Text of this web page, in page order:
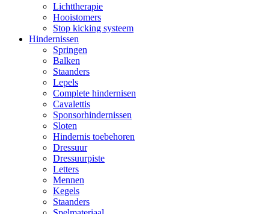
Lichttherapie
Hooistomers
Stop kicking systeem
Hindernissen
Springen
Balken
Staanders
Lepels
Complete hindernisen
Cavalettis
Sponsorhindernissen
Sloten
Hindernis toebehoren
Dressuur
Dressuurpiste
Letters
Mennen
Kegels
Staanders